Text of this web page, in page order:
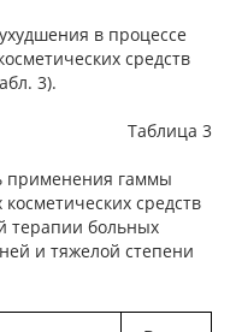
в процессе
средств
3).
Таблица 3
применения гаммы
средств
терапии больных
и тяжелой степени